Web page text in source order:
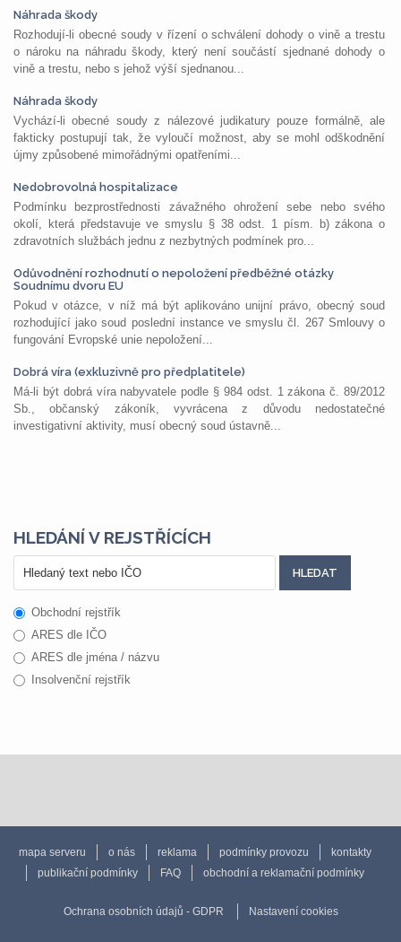
Náhrada škody
Rozhodují-li obecné soudy v řízení o schválení dohody o vině a trestu
o nároku na náhradu škody, který není součástí sjednané dohody o
vině a trestu, nebo s jehož výší sjednanou...
Náhrada škody
Vychází-li obecné soudy z nálezové judikatury pouze formálně, ale
fakticky postupují tak, že vyloučí možnost, aby se mohl odškodnění
újmy způsobené mimořádnými opatřeními...
Nedobrovolná hospitalizace
Podmínku bezprostřednosti závažného ohrožení sebe nebo svého
okolí, která představuje ve smyslu § 38 odst. 1 písm. b) zákona o
zdravotních službách jednu z nezbytných podmínek pro...
Odůvodnění rozhodnutí o nepoložení předběžné otázky
Soudnímu dvoru EU
Pokud v otázce, v níž má být aplikováno unijní právo, obecný soud
rozhodující jako soud poslední instance ve smyslu čl. 267 Smlouvy o
fungování Evropské unie nepoložení...
Dobrá víra (exkluzivně pro předplatitele)
Má-li být dobrá víra nabyvatele podle § 984 odst. 1 zákona č. 89/2012
Sb., občanský zákoník, vyvrácena z důvodu nedostatečné
investigativní aktivity, musí obecný soud ústavně...
HLEDÁNÍ V REJSTŘÍCÍCH
Obchodní rejstřík
ARES dle IČO
ARES dle jména / názvu
Insolvenční rejstřík
mapa serveru o nás reklama podmínky provozu
kontakty
publikační podmínky
FAQ obchodní a reklamační podmínky
Ochrana osobních údajů - GDPR Nastavení cookies